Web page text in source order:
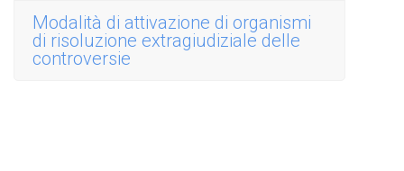
Modalità di attivazione di organismi
di risoluzione extragiudiziale delle
controversie